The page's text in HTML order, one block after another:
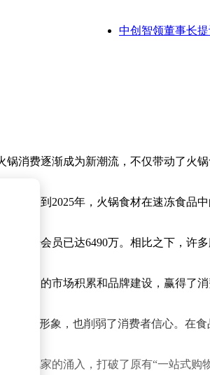
中创智领董事长提议
消费逐渐成为新潮流，不仅带动了火
测，到2025年，火锅食材在速冻食品中
注册会员已达6490万。相比之下，许
长期的市场积累和品牌建设，赢得了
品牌形象，也削弱了消费者信心。在食
新玩家的涌入，打破了原有“一站式购